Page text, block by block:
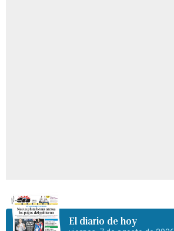
El diario de hoy